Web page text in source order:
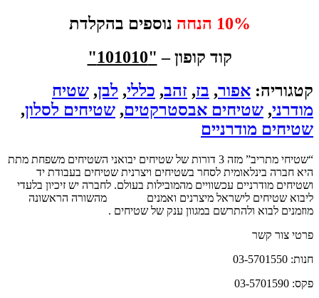
10% הנחה
נוספים בהקלדת
קוד קופון – "101010"
קטגוריה: אפור, בז, זהב, כללי, לבן, שטיח
מודרני, שטיחים אבסטרקטים, שטיחים לסלון,
שטיחים מודרניים
“שטיחי מתריב” מזה 3 דורות של שטיחים יבואני השטיחים משפחת מתת
היא חברה בינלאומית לסחר בשטיחים ויצרנית שטיחים בעבודת יד
ושטיחים מודרניים עכשוויים מהמובילות בעולם. לחברה יש זיכיון בלעדי
ליבוא שטיחים לישראל מיצרנים ואמנים
מהשורה הראשונה
מוזמנים לבוא ולהתרשם במגוון ענק של שטיחים .
פרטי צור קשר
חנות: 03-5701550
פקס: 03-5701590